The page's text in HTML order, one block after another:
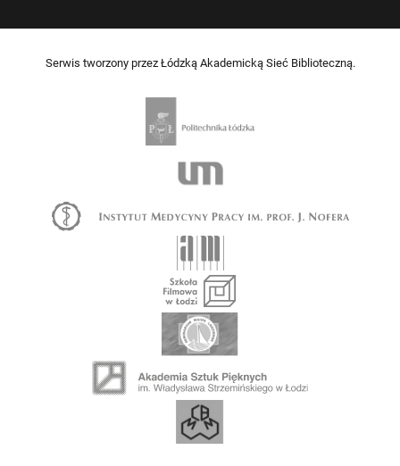
Serwis tworzony przez Łódzką Akademicką Sieć Biblioteczną.